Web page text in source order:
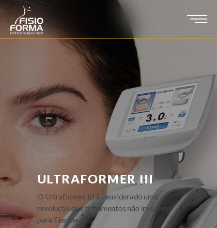
ULTRAFORMER III
O Ultraformer III é considerado uma
revolução dos tratamentos não invasivos
para Flacidez.